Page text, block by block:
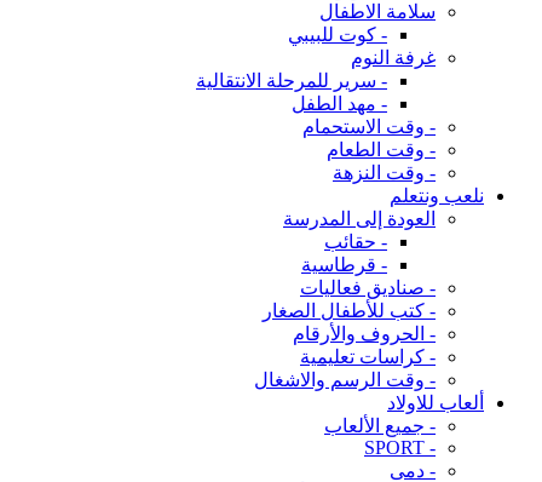
سلامة الاطفال
- كوت للبيبي
غرفة النوم
- سرير للمرحلة الانتقالية
- مهد الطفل
- وقت الاستحمام
- وقت الطعام
- وقت النزهة
نلعب ونتعلم
العودة إلى المدرسة
- حقائب
- قرطاسية
- صناديق فعاليات
- كتب للأطفال الصغار
- الحروف والأرقام
- كراسات تعليمية
- وقت الرسم والاشغال
ألعاب للاولاد
- جميع الألعاب
- SPORT
- دمى